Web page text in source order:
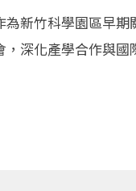
為新竹科學園區早
深化產學合作與國